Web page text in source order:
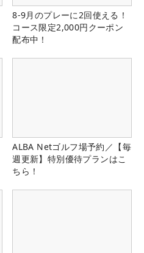
8-9月のプレーに2回使える！
コース限定2,000円クーポン
配布中！
ALBA Netゴルフ場予約／【毎
週更新】特別優待プランはこ
ちら！